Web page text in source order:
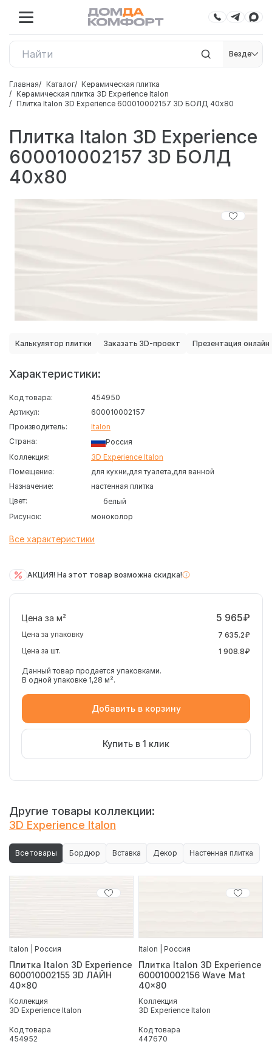
Везде
Главная Каталог
Керамическая плитка
Керамическая плитка 3D Experience Italon
Плитка Italon 3D Experience 600010002157 3D БОЛД 40x80
Плитка Italon 3D Experience
600010002157 3D БОЛД
40x80
Калькулятор плитки Заказать 3D-проект Презентация онлайн
Характеристики:
Код товара:
454950
Артикул:
600010002157
Производитель:
Italon
Страна:
Россия
Коллекция:
3D Experience Italon
Помещение:
для кухни для туалета для ванной
Назначение:
настенная плитка
Цвет:
белый
Рисунок:
моноколор
Все характеристики
АКЦИЯ! На этот товар возможна скидка!
Цена за м² 5 965₽
Цена за упаковку
7 635.2₽
Цена за шт.
1 908.8₽
Данный товар продается упаковками.
В одной упаковке 1,28 м².
Добавить в корзину
Купить в 1 клик
Другие товары коллекции:
3D Experience Italon
Все товары Бордюр Вставка Декор Настенная плитка
Italon | Россия
Плитка Italon 3D Experience
600010002155 3D ЛАЙН
40x80
Коллекция
3D Experience Italon
Код товара
454952
Italon | Россия
Плитка Italon 3D Experience
600010002156 Wave Mat
40x80
Коллекция
3D Experience Italon
Код товара
447670